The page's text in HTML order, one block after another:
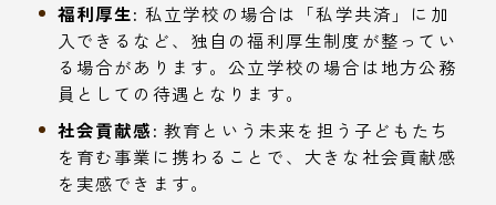
福利厚生: 私立学校の場合は「私学共済」に加
入できるなど、独自の福利厚生制度が整ってい
る場合があります。公立学校の場合は地方公務
員としての待遇となります。
社会貢献感: 教育という未来を担う子どもたち
を育む事業に携わることで、大きな社会貢献感
を実感できます。